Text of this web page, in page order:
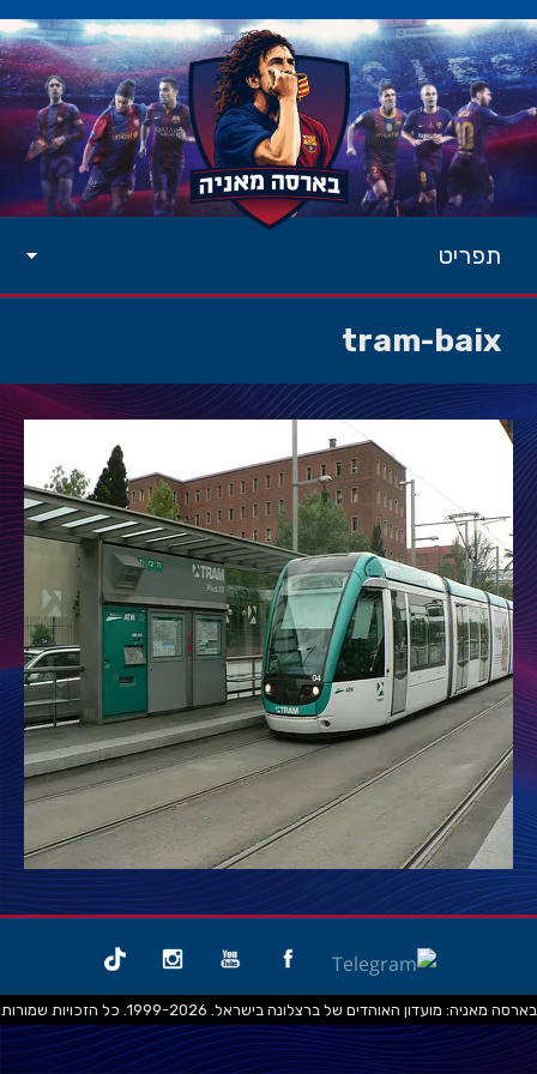
תפריט
tram-baix
בארסה מאניה: מועדון האוהדים של ברצלונה בישראל. 1999-2026. כל הזכויות שמורות